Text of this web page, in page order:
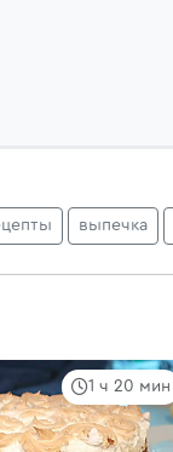
выпечка
1 ч 20 мин